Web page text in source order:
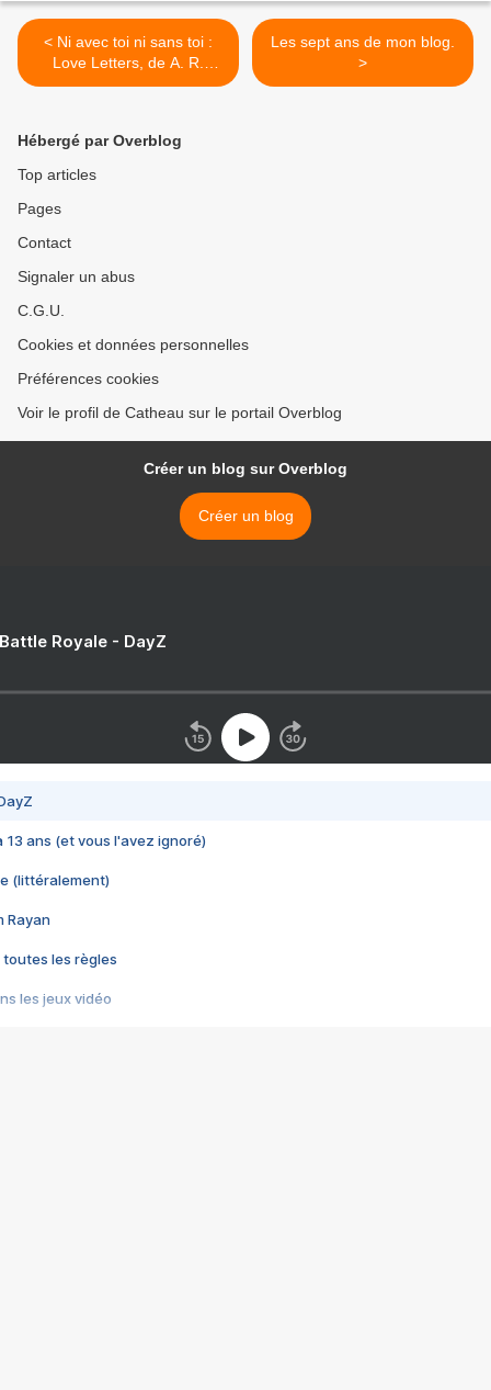
< Ni avec toi ni sans toi :
Love Letters, de A. R.
Gurney, avec Cristiana
Les sept ans de mon blog.
>
Hébergé par Overblog
Top articles
Pages
Contact
Signaler un abus
C.G.U.
Cookies et données personnelles
Préférences cookies
Voir le profil de Catheau sur le portail Overblog
Créer un blog sur Overblog
Créer un blog
Royale - DayZ
13 ans (et vous l'avez ignoré)
(littéralement)
Rayan
toutes les règles
les jeux vidéo